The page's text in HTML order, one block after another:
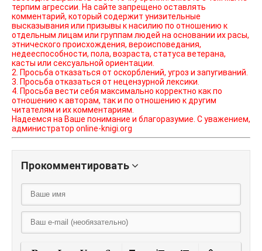
терпим агрессии. На сайте запрещено оставлять
комментарий, который содержит унизительные
высказывания или призывы к насилию по отношению к
отдельным лицам или группам людей на основании их расы,
этнического происхождения, вероисповедания,
недееспособности, пола, возраста, статуса ветерана,
касты или сексуальной ориентации.
2. Просьба отказаться от оскорблений, угроз и запугиваний.
3. Просьба отказаться от нецензурной лексики.
4. Просьба вести себя максимально корректно как по
отношению к авторам, так и по отношению к другим
читателям и их комментариям.
Надеемся на Ваше понимание и благоразумие. С уважением,
администратор online-knigi.org
Прокомментировать